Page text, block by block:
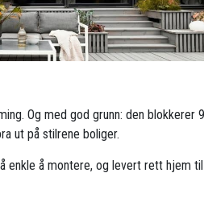
Og med god grunn: den blokkerer
ut på stilrene boliger.
enkle å montere, og levert rett hjem